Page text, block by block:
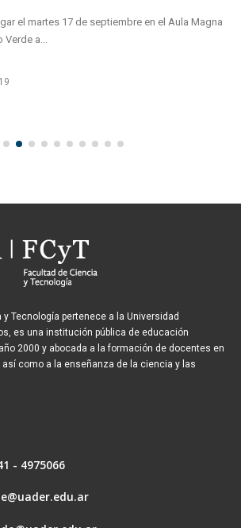
a la sede Chajarí la semana pasada, el
rubricó un Convenio...
y Tecnología pertenece a la Universidad
es una institución pública de educación
2000 y abocada a la formación de docentes en
como a la enseñanza de la ciencia y las
- 4975066